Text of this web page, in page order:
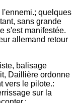
quelques
sans grande
s'est manifestée.
allemand retour
balisage
Daillière ordonne
vers le pilote.:
sur la